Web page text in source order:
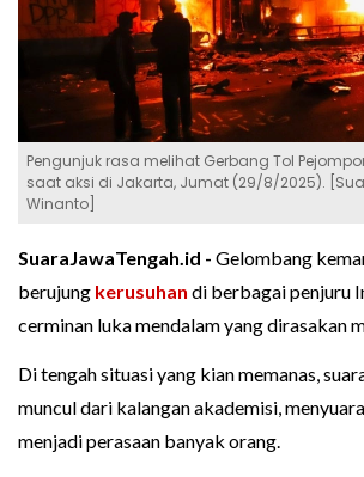
Pengunjuk rasa melihat Gerbang Tol
saat aksi di Jakarta, Jumat (29/8/2025).
Winanto]
SuaraJawaTengah.id - Gelombang
berujung kerusuhan di berbagai penjuru
cerminan luka mendalam yang dirasakan
Di tengah situasi yang kian memanas,
muncul dari kalangan akademisi,
menjadi perasaan banyak orang.